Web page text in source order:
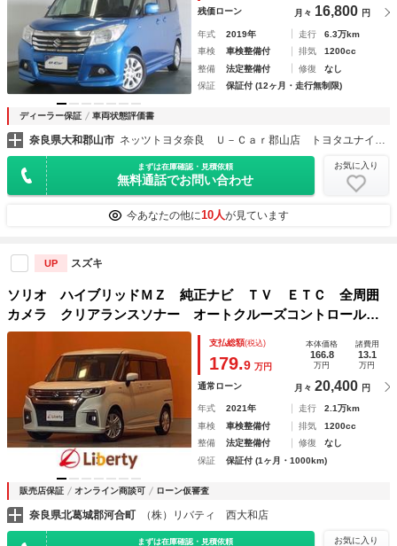
残価ローン 月々 16,800 円
年式 2019年 走行
6.3万km
車検
車検整備付 排気
1200cc
整備
法定整備付 修復
なし
保証
保証付 (12ヶ月・走行無制限)
ディーラー保証 車両状態評価書
奈良県大和郡山市 ネッツトヨタ奈良 Ｕ－Ｃａｒ郡山店 トヨタユナイテッド奈良（株）
まずは在庫確認・見積依頼
無料通話でお問い合わせ
お気に入り
今あなたの他に10人が見ています
UP スズキ
ソリオ ハイブリッドＭＺ 純正ナビ ＴＶ ＥＴＣ 全周囲
カメラ クリアランスソナー オートクルーズコントロール
レーンアシスト 衝突被害軽減システム 両側電動スライドド
ア オートライト ＬＥＤヘッドランプ
支払総額(税込)
179.9 万円
本体価格
166.8
万円
諸費用
13.1
万円
通常ローン 月々 20,400 円
年式 2021年 走行
2.1万km
車検
車検整備付 排気
1200cc
整備
法定整備付 修復
なし
保証
保証付 (1ヶ月・1000km)
販売店保証 オンライン商談可 ローン仮審査
奈良県北葛城郡河合町 （株）リバティ 西大和店
まずは在庫確認・見積依頼 お気に入り